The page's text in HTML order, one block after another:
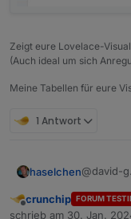
Zeigt eure Lovelace-
(Auch ideal um sich
Meine Tabellen für eure
1 Antwort
haselchen@david-g
@
Ich
Offline
crunchip FORUM
schrieb am 30. Jan.